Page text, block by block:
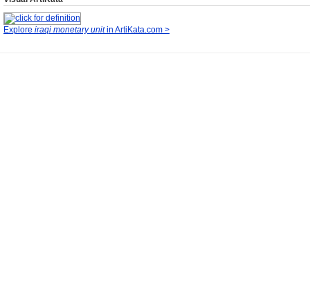
Explore iraqi monetary unitin ArtiKata.com >